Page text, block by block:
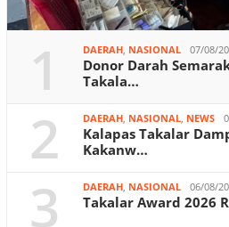
1 DAERAH, NASIONAL 07/08/
Donor Darah
Takala…
2 DAERAH, NASIONAL, NEWS
Kalapas Takalar
Kakanw…
3 DAERAH, NASIONAL 06/08/
Takalar Award 2026